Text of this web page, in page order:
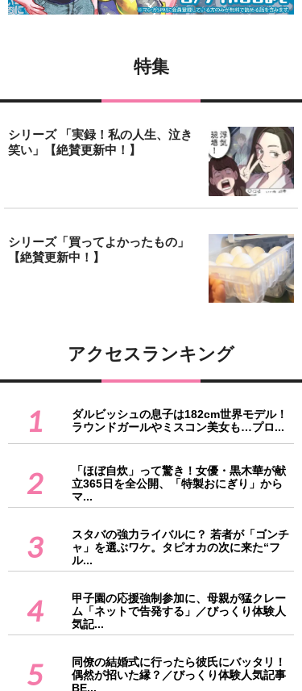
特集
シリーズ 「実録！私の人生、泣き
笑い」【絶賛更新中！】
シリーズ「買ってよかったもの」
【絶賛更新中！】
アクセスランキング
1
ダルビッシュの息子は182cm世界モデル！
ラウンドガールやミスコン美女も…プロ...
2
「ほぼ自炊」って驚き！女優・黒木華が献
立365日を全公開、「特製おにぎり」から
マ...
3
スタバの強力ライバルに？ 若者が「ゴンチ
ャ」を選ぶワケ。タピオカの次に来た“フ
ル...
4
甲子園の応援強制参加に、母親が猛クレー
ム「ネットで告発する」／びっくり体験人
気記...
5
同僚の結婚式に行ったら彼氏にバッタリ！
偶然が招いた縁？／びっくり体験人気記事
BE...